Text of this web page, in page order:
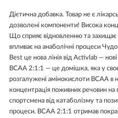
Дієтична добавка. Товар не є
дозволені компоненти! Висока
Що сприяє відновленню та
впливає на анаболічні процеси
Best це нова лінія від Activlab —
BCAA 2:1:1 — це домішка, яка у
розгалужені амінокислоти BCAA в
концентрація поживних речовин на
спортсмена від катаболізму та
процеси. BCAA 2:1:1 отримав